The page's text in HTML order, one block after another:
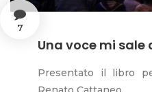
7
Una voce mi sale
Presentato il libro